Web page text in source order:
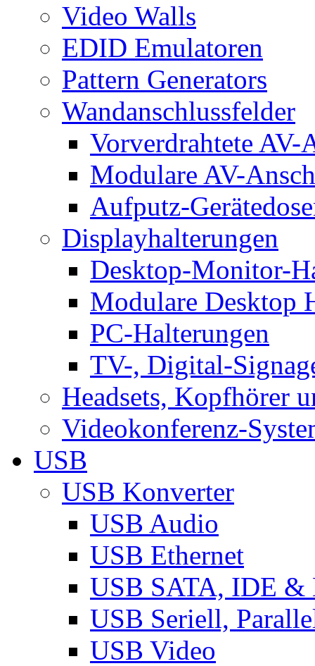
Video Walls
EDID Emulatoren
Pattern Generators
Wandanschlussfelder
Vorverdrahtete AV-
Modulare AV-
Aufputz-
Displayhalterungen
Desktop-Monitor-
Modulare Desktop
PC-Halterungen
TV-, Digital-
Headsets, Kopfhörer
Videokonferenz-
USB
USB Konverter
USB Audio
USB Ethernet
USB SATA, IDE &
USB Seriell,
USB Video